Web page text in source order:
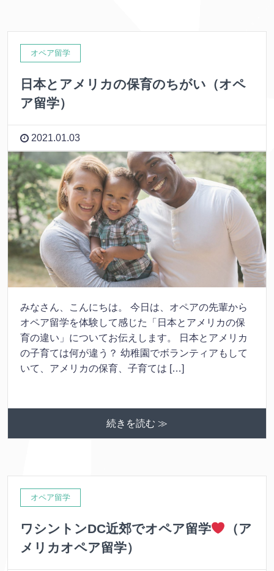
オペア留学
日本とアメリカの保育のちがい（オペ
ア留学）
2021.01.03
みなさん、こんにちは。 今日は、オペアの先輩から
オペア留学を体験して感じた「日本とアメリカの保
育の違い」についてお伝えします。 日本とアメリカ
の子育ては何が違う？ 幼稚園でボランティアもして
いて、アメリカの保育、子育ては […]
続きを読む ≫
オペア留学
ワシントンDC近郊でオペア留学
（ア
メリカオペア留学）